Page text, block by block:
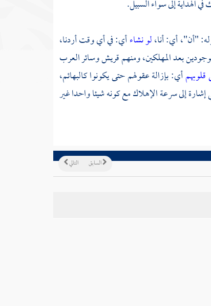
الهداية إلى سواء السبيل.
"أن"، أي: أنا،لو نشاءأي: في أي وقت أردنا،
بعد المهلكين، ومنهم قريش وسائر العرب
أي: بإزالة عقولهم حتى يكونوا كالبهائم،
إلى سرعة الإهلاك مع كونه شيئا واحدا غير
التالي السابق